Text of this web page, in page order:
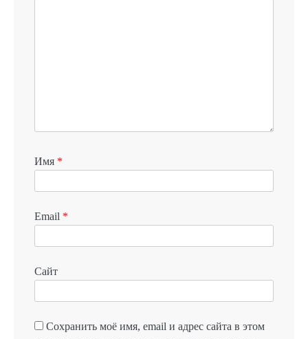
Имя *
Email *
Сайт
Сохранить моё имя, email и адрес сайта в этом